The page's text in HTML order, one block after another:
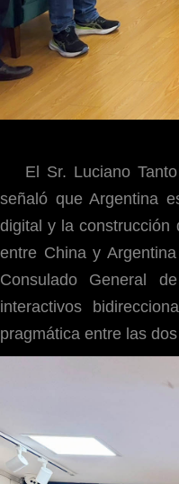
El Sr. Luciano
señaló que Argentina
digital y la construcción
entre China y
Consulado General
interactivos
pragmática entre las